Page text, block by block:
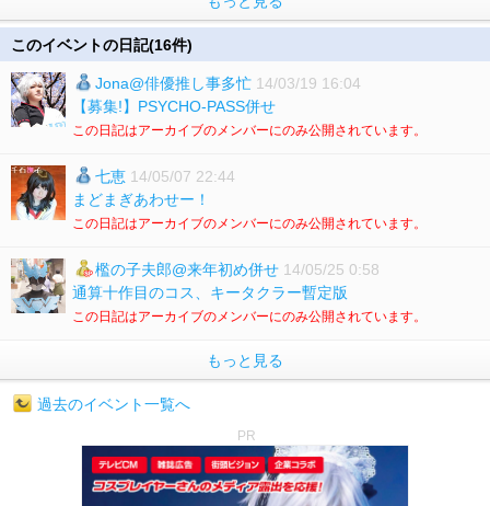
このイベントの日記(16件)
Jona@俳優推し事多忙 14/03/19 16:04
【募集!】PSYCHO-PASS併せ
この日記はアーカイブのメンバーにのみ公開されています。
七恵 14/05/07 22:44
まどまぎあわせー！
この日記はアーカイブのメンバーにのみ公開されています。
檻の子夫郎@来年初め併せ 14/05/25 0:58
通算十作目のコス、キータクラー暫定版
この日記はアーカイブのメンバーにのみ公開されています。
もっと見る
過去のイベント一覧へ
PR